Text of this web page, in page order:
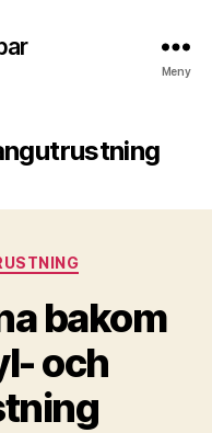
Meny
bakom
och